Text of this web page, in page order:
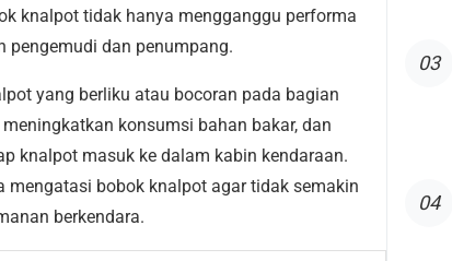
knalpot tidak hanya mengganggu performa
pengemudi dan penumpang.
yang berliku atau bocoran pada bagian
konsumsi bahan bakar, dan
knalpot masuk ke dalam kabin kendaraan.
mengatasi bobok knalpot agar tidak semakin
berkendara.
03
04